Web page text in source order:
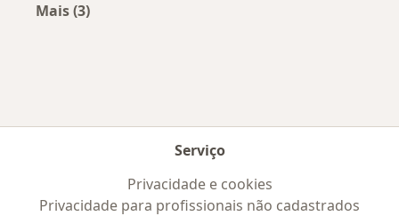
Mais (3)
Serviço
Privacidade e cookies
Privacidade para profissionais não cadastrados